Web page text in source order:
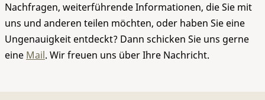
Nachfragen, weiterführende Informationen, die Sie mit
uns und anderen teilen möchten, oder haben Sie eine
Ungenauigkeit entdeckt? Dann schicken Sie uns gerne
eine Mail. Wir freuen uns über Ihre Nachricht.